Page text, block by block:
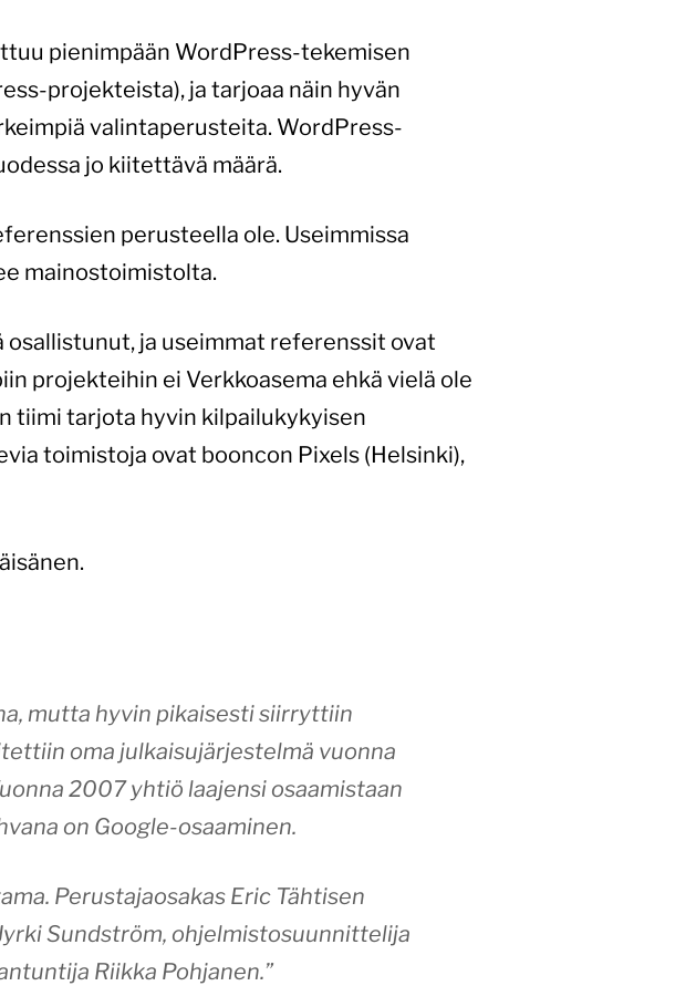
pienimpään WordPress-tekemisen
projekteista), ja tarjoaa näin hyvän
valintaperusteita. WordPress-
jo kiitettävä määrä.
perusteella ole. Useimmissa
mainostoimistolta.
ja useimmat referenssit ovat
projekteihin ei Verkkoasema ehkä vielä ole
tiimi tarjota hyvin kilpailukykyisen
toimistoja ovat booncon Pixels (Helsinki),
mutta hyvin pikaisesti siirryttiin
oma julkaisujärjestelmä vuonna
2007 yhtiö laajensi osaamistaan
on Google-osaaminen.
Perustajaosakas Eric Tähtisen
Sundström, ohjelmistosuunnittelija
Riikka Pohjanen.”